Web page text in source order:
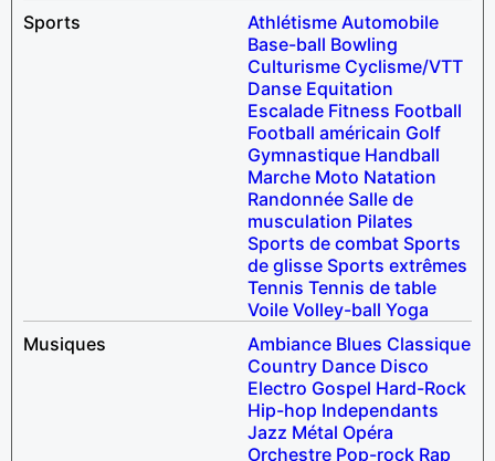
Sports
Athlétisme Automobile
Base-ball Bowling
Culturisme Cyclisme/VTT
Danse Equitation
Escalade Fitness Football
Football américain Golf
Gymnastique Handball
Marche Moto Natation
Randonnée Salle de
musculation Pilates
Sports de combat Sports
de glisse Sports extrêmes
Tennis Tennis de table
Voile Volley-ball Yoga
Musiques
Ambiance Blues Classique
Country Dance Disco
Electro Gospel Hard-Rock
Hip-hop Independants
Jazz Métal Opéra
Orchestre Pop-rock Rap